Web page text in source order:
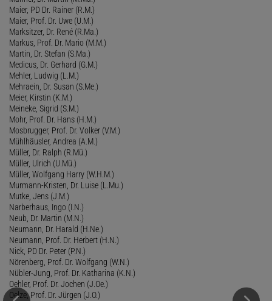
Maier, PD Dr. Rainer (R.M.)
Maier, Prof. Dr. Uwe (U.M.)
Marksitzer, Dr. René (R.Ma.)
Markus, Prof. Dr. Mario (M.M.)
Martin, Dr. Stefan (S.Ma.)
Medicus, Dr. Gerhard (G.M.)
Mehler, Ludwig (L.M.)
Mehraein, Dr. Susan (S.Me.)
Meier, Kirstin (K.M.)
Meineke, Sigrid (S.M.)
Mohr, Prof. Dr. Hans (H.M.)
Mosbrugger, Prof. Dr. Volker (V.M.)
Mühlhäusler, Andrea (A.M.)
Müller, Dr. Ralph (R.Mü.)
Müller, Ulrich (U.Mü.)
Müller, Wolfgang Harry (W.H.M.)
Murmann-Kristen, Dr. Luise (L.Mu.)
Mutke, Jens (J.M.)
Narberhaus, Ingo (I.N.)
Neub, Dr. Martin (M.N.)
Neumann, Dr. Harald (H.Ne.)
Neumann, Prof. Dr. Herbert (H.N.)
Nick, PD Dr. Peter (P.N.)
Nörenberg, Prof. Dr. Wolfgang (W.N.)
Nübler-Jung, Prof. Dr. Katharina (K.N.)
Oehler, Prof. Dr. Jochen (J.Oe.)
Oelze, Prof. Dr. Jürgen (J.O.)